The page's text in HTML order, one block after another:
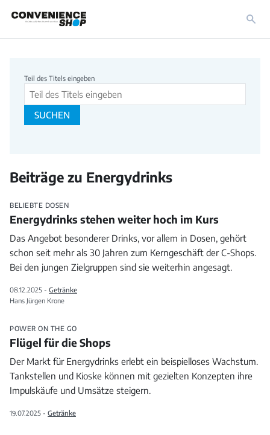
Beitragssuche
Teil des Titels eingeben
SUCHEN
Beiträge zu Energydrinks
BELIEBTE DOSEN
Energydrinks stehen weiter hoch im Kurs
Das Angebot besonderer Drinks, vor allem in Dosen, gehört
schon seit mehr als 30 Jahren zum Kerngeschäft der C-Shops.
Bei den jungen Zielgruppen sind sie weiterhin angesagt.
08.12.2025 - Getränke
Hans Jürgen Krone
POWER ON THE GO
Flügel für die Shops
Der Markt für Energydrinks erlebt ein beispielloses Wachstum.
Tankstellen und Kioske können mit gezielten Konzepten ihre
Impulskäufe und Umsätze steigern.
19.07.2025 - Getränke